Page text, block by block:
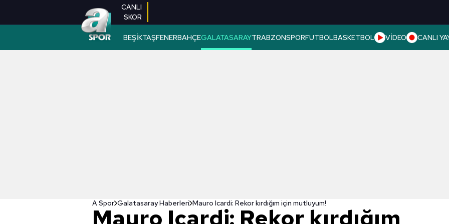
CANLI
SKOR
BEŞİKTAŞFENERBAHÇEGALATASARAYTRABZONSPORFUTBOLBASKETBOL VİDEO CANLI
A Spor Galatasaray Haberleri Mauro Icardi: Rekor kırdığım için mutluyum!
Mauro Icardi: Rekor kırdığım